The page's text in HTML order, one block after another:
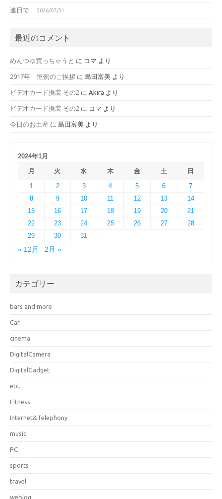
連日で 2026/07/31
最近のコメント
めんつゆ買っちゃうと に コマ より
2017年 恒例のご挨拶 に 島田富美 より
ビデオカード換装 その2 に Akira より
ビデオカード換装 その2 に コマ より
今日のお土産 に 島田富美 より
2024年1月
月
火 水 木 金 土
日
1
2 3 4 5 6
7
8
9 10 11 12 13
14
15
16 17 18 19 20
21
22
23 24 25 26 27
28
29
30
31
« 12月
2月 »
カテゴリー
bars and more
Car
cinema
DigitalCamera
DigitalGadget
etc.
Fitness
Internet&Telephony
music
PC
sports
travel
weblog